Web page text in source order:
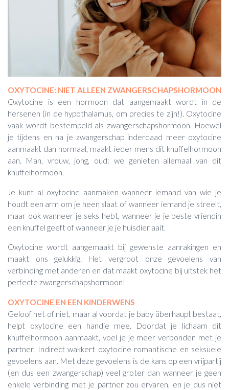
OXYTOCINE: NIET ALLEEN ZWANGERSCHAPSHORMOON
Oxytocine is een hormoon dat aangemaakt wordt in de
hersenen (in de hypothalamus, om precies te zijn!). Oxytocine
vaak wordt bestempeld als zwangerschapshormoon. Hoewel
je tijdens en na je zwangerschap inderdaad meer oxytocine
aanmaakt dan normaal, maakt ieder mens dit knuffelhormoon
aan. Man, vrouw, jong, oud: we genieten allemaal van dit
knuffelhormoon.
Je kunt al oxytocine aanmaken wanneer iemand van wie je
houdt een arm om je heen slaat of wanneer iemand je streelt,
maar ook wanneer je seks hebt, wanneer je je beste vriendin
een knuffel geeft of wanneer je je huisdier aait.
Oxytocine wordt aangemaakt bij gewenste aanrakingen en
maakt ons gelukkig. Het vergroot onze gevoelens van
verbinding met anderen en dat maakt oxytocine bij uitstek het
perfecte zwangerschapshormoon!
OXYTOCINE EN EEN KINDERWENS
Geloof het of niet, maar al voordat je baby überhaupt bestaat,
helpt oxytocine een handje mee. Doordat je lichaam dit
knuffelhormoon aanmaakt, voel je je meer verbonden met je
partner. Indirect wakkert oxytocine romantische en seksuele
gevoelens aan. Met deze gevoelens is de kans op een vrijpartij
(en dus een zwangerschap) veel groter dan wanneer je geen
enkele verbinding met je partner zou ervaren, en je dus niet